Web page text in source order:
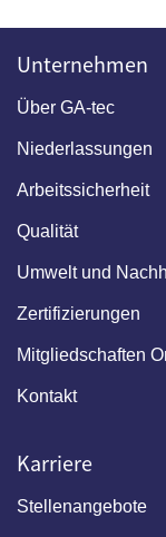
Unternehmen
Über GA-tec
Niederlassungen
Arbeitssicherheit
Qualität
Umwelt und
Zertifizierungen
Mitgliedschaften
Kontakt
Karriere
Stellenangebote